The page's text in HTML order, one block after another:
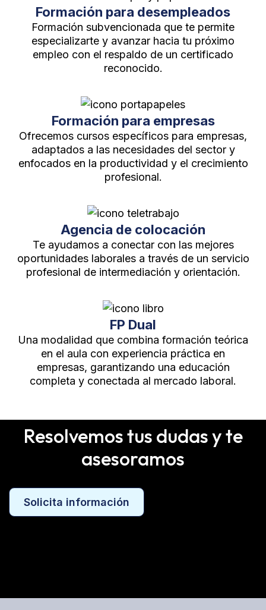
Formación para desempleados
Formación subvencionada que te permite
especializarte y avanzar hacia tu próximo
empleo con el respaldo de un certificado
reconocido.
Formación para empresas
Ofrecemos cursos específicos para empresas,
adaptados a las necesidades del sector y
enfocados en la productividad y el crecimiento
profesional.
Agencia de colocación
Te ayudamos a conectar con las mejores
oportunidades laborales a través de un servicio
profesional de intermediación y orientación.
FP Dual
Una modalidad que combina formación teórica
en el aula con experiencia práctica en
empresas, garantizando una educación
completa y conectada al mercado laboral.
Resolvemos tus dudas y te
asesoramos
Solicita información